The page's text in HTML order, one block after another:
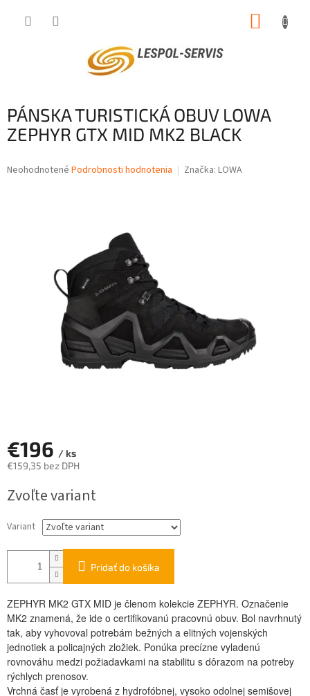
PÁNSKA TURISTICKÁ OBUV LOWA
ZEPHYR GTX MID MK2 BLACK
Priemerné
Neohodnotené Podrobnosti hodnotenia Značka: LOWA
€196 / ks
€159,35 bez DPH
cena:
Zvoľte variant
Variant
Pridať do košíka
ZEPHYR MK2 GTX MID je členom kolekcie ZEPHYR. Označenie
MK2 znamená, že ide o certifikovanú pracovnú obuv. Bol navrhnutý
tak, aby vyhovoval potrebám bežných a elitných vojenských
jednotiek a policajných zložiek. Ponúka precízne vyladenú
rovnováhu medzi požiadavkami na stabilitu s dôrazom na potreby
rýchlych prenosov.
Vrchná časť je vyrobená z hydrofóbnej, vysoko odolnej semišovej